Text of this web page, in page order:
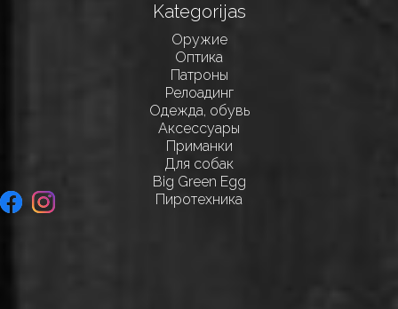
Kategorijas
Оружие
Оптика
Патроны
Релоадинг
Одежда, обувь
Аксессуары
Приманки
Для собак
Big Green Egg
Пиротехника